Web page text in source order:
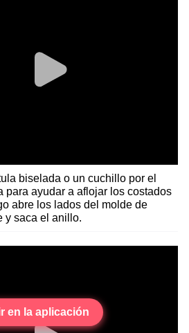
biselada o un cuchillo por el
para ayudar a aflojar los costados
abre los lados del molde de
y saca el anillo.
en la aplicación